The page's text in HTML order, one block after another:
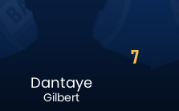
12
Abdallah
Gning